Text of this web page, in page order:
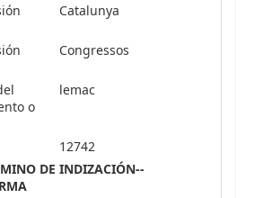
Catalunya
Congressos
o
lemac
12742
DE INDIZACIÓN--